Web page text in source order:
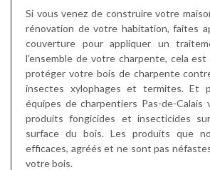
Si vous venez de construire votre
rénovation de votre habitation, faites
couverture pour appliquer un
l’ensemble de votre charpente, cela
protéger votre bois de charpente
insectes xylophages et termites. Et
équipes de charpentiers Pas-de-Calais
produits fongicides et insecticides
surface du bois. Les produits que
efficaces, agréés et ne sont pas
votre bois.